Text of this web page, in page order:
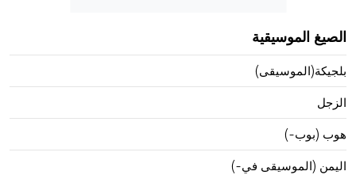
الصيغ الموسيقية
بلجيكة(الموسيقى)
الزجل
هوب (بوب-)
اليمن (الموسيقى في-)